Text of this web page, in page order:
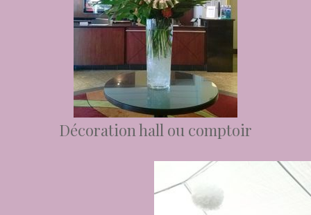
Décoration hall ou comptoir